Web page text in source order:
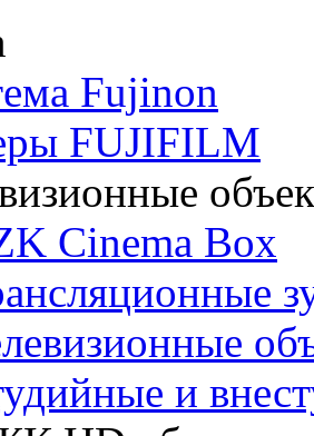
Fujinon
FUJIFILM
Cinema Box
и